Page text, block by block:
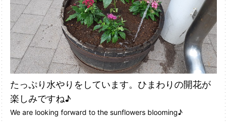
たっぷり水やりをしています。ひまわりの開花が
楽しみですね♪
We are looking forward to the sunflowers blooming♪